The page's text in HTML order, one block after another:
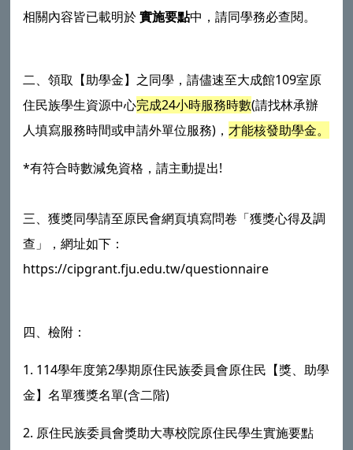
相關內容皆已載明於實施要點中，請同學務必查閱。
二、領取【助學金】之同學，請儘速至大成館109室原
住民族學生資源中心完成24小時服務時數(請找林承辦
人填寫服務時間或申請外單位服務)，才能核發助學金。
*有符合時數減免資格，請主動提出!
三、獲獎同學請至原民會網頁填寫問卷「獲獎心得及調
查」，網址如下：
https://cipgrant.fju.edu.tw/questionnaire
四、檢附：
1. 114學年度第2學期原住民族委員會原住民【獎、助學
金】名單獲獎名單(含二階)
2. 原住民族委員會獎助大專校院原住民學生實施要點